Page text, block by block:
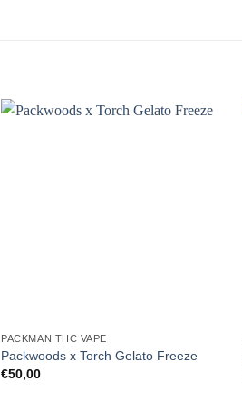
PACKMAN THC VAPE
Packwoods x Torch Gelato Freeze
€50,00